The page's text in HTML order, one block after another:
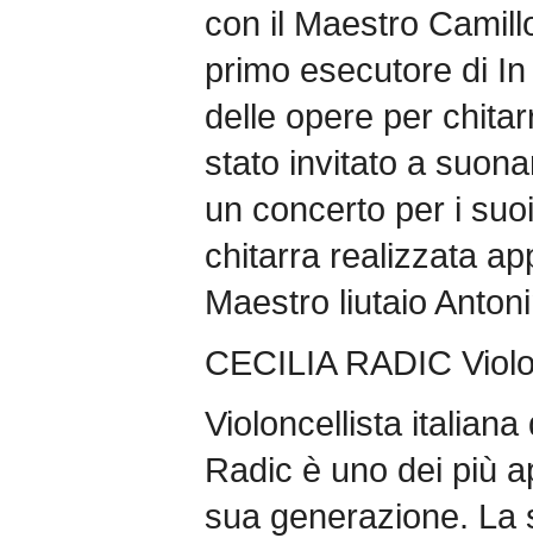
con il Maestro
primo esecutore di
delle opere per
stato invitato a
un concerto per i
chitarra realizzata
Maestro liutaio
CECILIA RADIC
Violoncellista
Radic è uno dei più
sua generazione. La